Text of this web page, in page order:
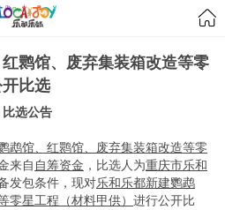
鹮馆、废弃集装箱改造等零
比选
比选公告
鹉馆、红鹮馆、废弃集装箱改造等零
来自 自筹资金 ，比选人为重庆市乐和
发包条件，现对乐和乐都新建鹦鹉
零星工程（材料甲供） 进行公开比